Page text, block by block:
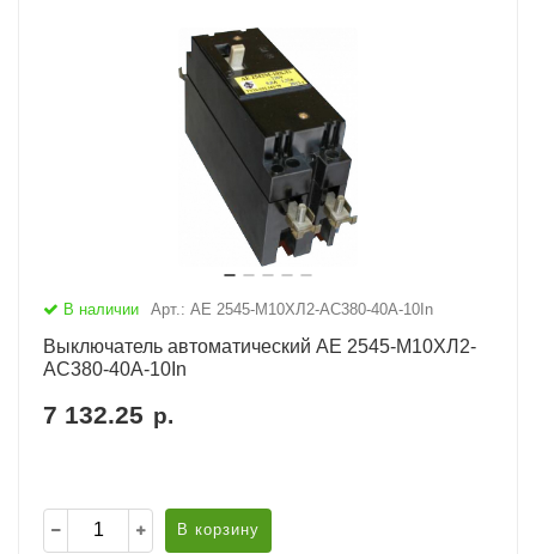
В наличии Арт.: АЕ 2545-М10ХЛ2-AC380-40А-10In
Выключатель автоматический АЕ 2545-М10ХЛ2-
AC380-40А-10In
7 132.25 р.
В корзину